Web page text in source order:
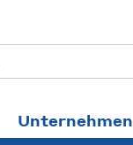
Unternehmen